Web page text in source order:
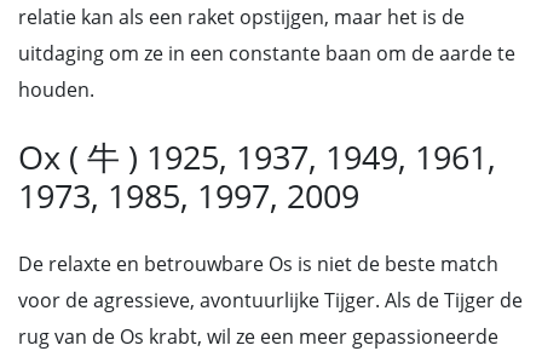
relatie kan als een raket opstijgen, maar het is de
uitdaging om ze in een constante baan om de aarde te
houden.
Ox ( 牛 ) 1925, 1937, 1949, 1961,
1973, 1985, 1997, 2009
De relaxte en betrouwbare Os is niet de beste match
voor de agressieve, avontuurlijke Tijger. Als de Tijger de
rug van de Os krabt, wil ze een meer gepassioneerde